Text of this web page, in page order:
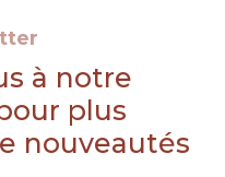
à notre
plus
nouveautés